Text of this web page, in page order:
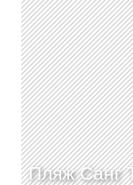
Пляж Санг